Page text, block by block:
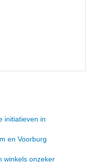
initiatieven in
en Voorburg
winkels onzeker